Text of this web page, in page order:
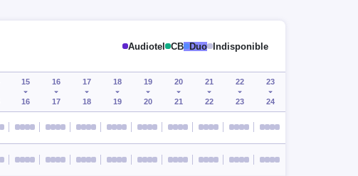
Audiotel CB Duo Indisponible
15
16
16
17
17
18
18
19
19
20
20
21
21
22
22
23
23
24